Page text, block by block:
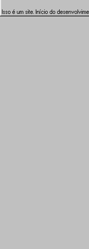
Isso é um site. Início do